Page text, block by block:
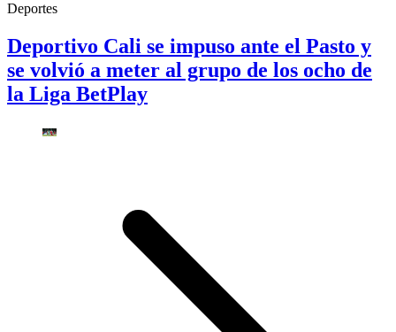
Deportes
Deportivo Cali se impuso ante el Pasto y
se volvió a meter al grupo de los ocho de
la Liga BetPlay